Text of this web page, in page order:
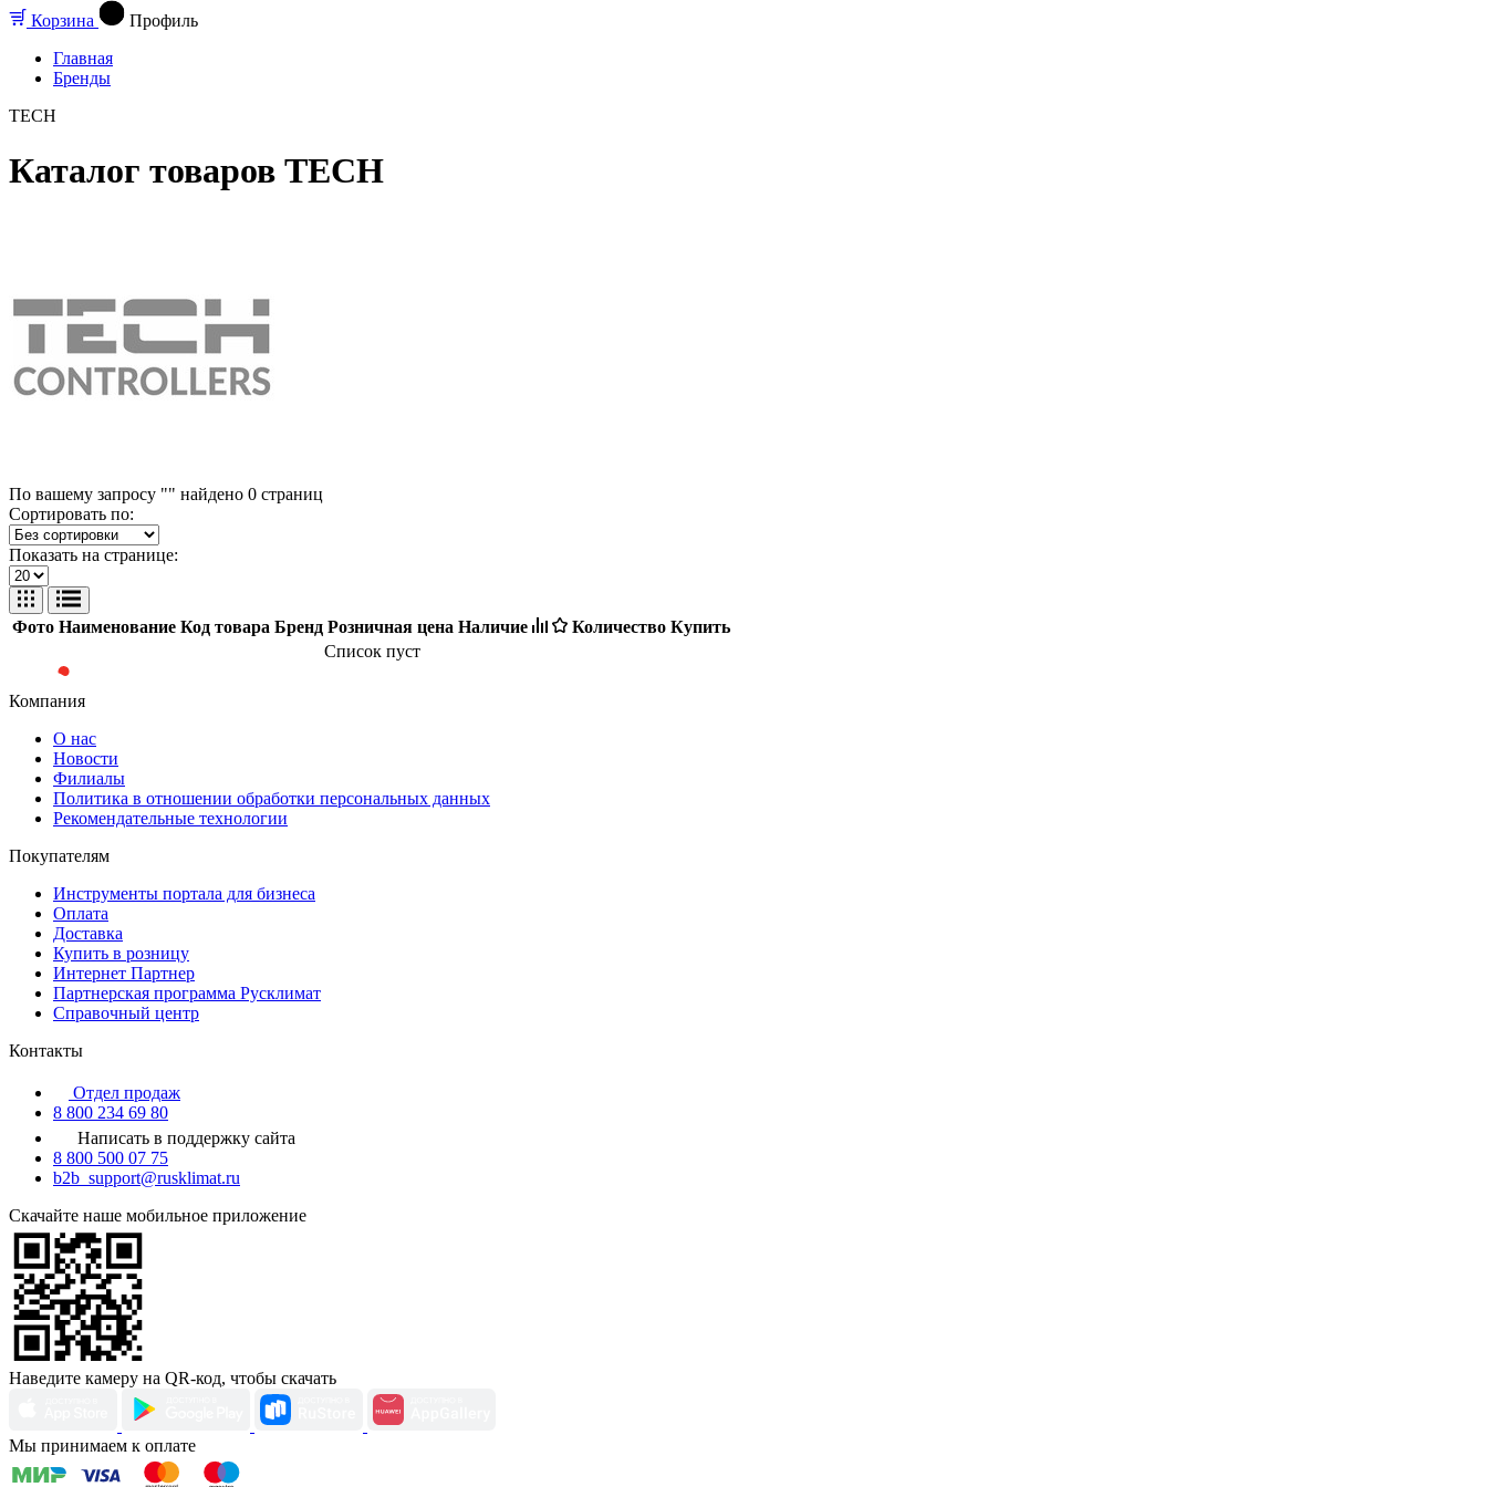
Корзина
Профиль
Главная
Бренды
TECH
Каталог товаров TECH
По вашему запросу "" найдено 0 страниц
Сортировать по:
Показать на странице:
Фото Наименование Код товара Бренд Розничная цена Наличие Количество Купить
Список пуст
Компания
О нас
Новости
Филиалы
Политика в отношении обработки персональных данных
Рекомендательные технологии
Покупателям
Инструменты портала для бизнеса
Оплата
Доставка
Купить в розницу
Интернет Партнер
Партнерская программа Русклимат
Справочный центр
Контакты
Отдел продаж
8 800 234 69 80
Написать в поддержку сайта
8 800 500 07 75
b2b_support@rusklimat.ru
Скачайте наше мобильное приложение
Наведите камеру на QR-код, чтобы скачать
Мы принимаем к оплате